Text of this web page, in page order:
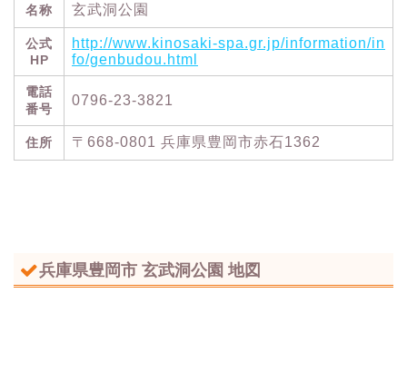
名称 玄武洞公園
公式
HP
http://www.kinosaki-spa.gr.jp/information/in
fo/genbudou.html
電話
番号
0796-23-3821
住所 〒668-0801 兵庫県豊岡市赤石1362
兵庫県豊岡市 玄武洞公園 地図